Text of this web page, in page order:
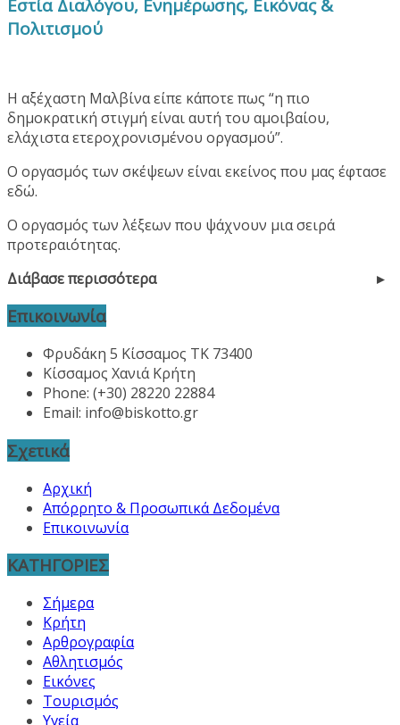
Εστία Διαλόγου, Ενημέρωσης, Εικόνας &
Πολιτισμού
Η αξέχαστη Μαλβίνα είπε κάποτε πως “η πιο
δημοκρατική στιγμή είναι αυτή του αμοιβαίου,
ελάχιστα ετεροχρονισμένου οργασμού”.
Ο οργασμός των σκέψεων είναι εκείνος που μας έφτασε
εδώ.
Ο οργασμός των λέξεων που ψάχνουν μια σειρά
προτεραιότητας.
Διάβασε περισσότερα
Επικοινωνία
Φρυδάκη 5 Κίσσαμος ΤΚ 73400
Κίσσαμος Χανιά Κρήτη
Phone: (+30) 28220 22884
Email: info@biskotto.gr
Σχετικά
Αρχική
Απόρρητο & Προσωπικά Δεδομένα
Επικοινωνία
ΚΑΤΗΓΟΡΙΕΣ
Σήμερα
Κρήτη
Αρθρογραφία
Αθλητισμός
Εικόνες
Τουρισμός
Υγεία